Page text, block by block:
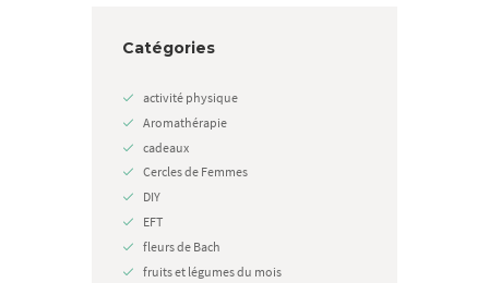
Catégories
activité physique
Aromathérapie
cadeaux
Cercles de Femmes
DIY
EFT
fleurs de Bach
fruits et légumes du mois